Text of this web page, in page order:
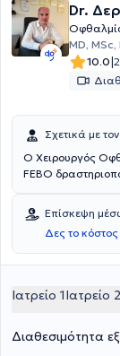
Dr.
MD, MSc,
10.0|
Σχετικά με τον
Ο Χειρουργός
FEBO
Επίσκεψη
Δες το κόστος
Ιατρείο 1Ιατρείο 2
Διαθεσιμότητα